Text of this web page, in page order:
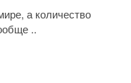
а количество
..